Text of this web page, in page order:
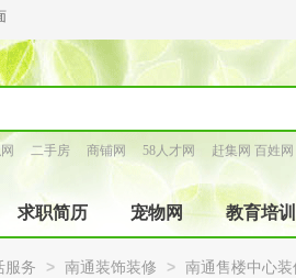
二手房 商铺网 58人才网 赶集网 百姓网
求职简历 宠物网 教育培训
服务 > 南通装饰装修 > 南通售楼中心装